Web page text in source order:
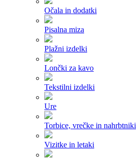
Očala in dodatki
Pisalna miza
Plažni izdelki
Lončki za kavo
Tekstilni izdelki
Ure
Torbice, vrečke in nahrbtniki
Vizitke in letaki